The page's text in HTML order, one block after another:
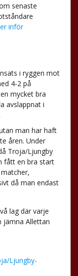
senaste
inför
i ryggen mot
4-2 på
mycket bra
avslappnat i
man har haft
åren. Under
Troja/Ljungby
fått en bra start
då man endast
lag där varje
jämna Allettan
Ljungby-